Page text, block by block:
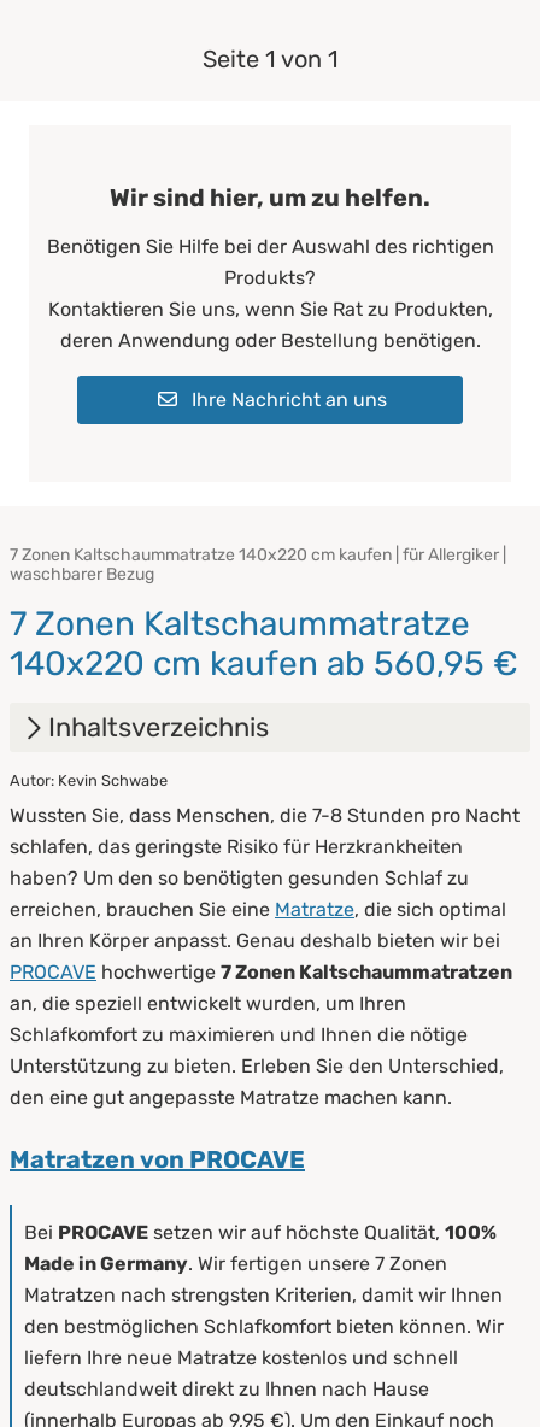
Seite 1 von 1
Wir sind hier, um zu helfen.
Benötigen Sie Hilfe bei der Auswahl des richtigen
Produkts?
Kontaktieren Sie uns, wenn Sie Rat zu Produkten,
deren Anwendung oder Bestellung benötigen.
Ihre Nachricht an uns
7 Zonen Kaltschaummatratze 140x220 cm kaufen | für Allergiker |
waschbarer Bezug
7 Zonen Kaltschaummatratze
140x220 cm kaufen ab 560,95 €
Inhaltsverzeichnis
1. Was ist eine 7 Zonen Matratze?
2. Die richtige Pflege
Autor: Kevin Schwabe
Wussten Sie, dass Menschen, die 7-8 Stunden pro Nacht
schlafen, das geringste Risiko für Herzkrankheiten
haben? Um den so benötigten gesunden Schlaf zu
erreichen, brauchen Sie eine Matratze, die sich optimal
an Ihren Körper anpasst. Genau deshalb bieten wir bei
PROCAVE hochwertige 7 Zonen Kaltschaummatratzen
an, die speziell entwickelt wurden, um Ihren
Schlafkomfort zu maximieren und Ihnen die nötige
Unterstützung zu bieten. Erleben Sie den Unterschied,
den eine gut angepasste Matratze machen kann.
Matratzen von PROCAVE
Bei PROCAVE setzen wir auf höchste Qualität, 100%
Made in Germany. Wir fertigen unsere 7 Zonen
Matratzen nach strengsten Kriterien, damit wir Ihnen
den bestmöglichen Schlafkomfort bieten können. Wir
liefern Ihre neue Matratze kostenlos und schnell
deutschlandweit direkt zu Ihnen nach Hause
(innerhalb Europas ab 9,95 €). Um den Einkauf noch